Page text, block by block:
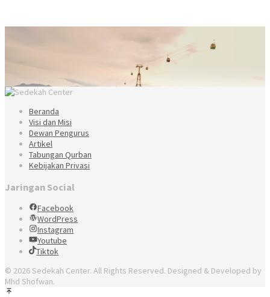
Beranda
Visi dan Misi
Dewan Pengurus
Artikel
Tabungan Qurban
Kebijakan Privasi
Jaringan Social
Facebook
WordPress
Instagram
Youtube
Tiktok
© 2026 Sedekah Center. All Rights Reserved. Designed & Developed by
Mhd Shofwan.